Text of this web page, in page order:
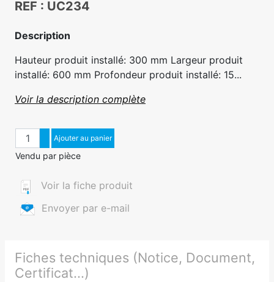
REF : UC234
Description
Hauteur produit installé: 300 mm Largeur produit
installé: 600 mm Profondeur produit installé: 15...
Voir la description complète
QuantitéAugmenter quantité
Diminuer quantité
Ajouter au panier
Vendu par pièce
Voir la fiche produit
Envoyer par e-mail
Fiches techniques (Notice, Document,
Certificat...)